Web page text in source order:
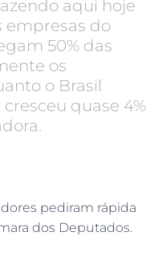
aqui hoje
empresas do
50% das
os
o Brasil
cresceu quase 4%
pediram rápida
dos Deputados.